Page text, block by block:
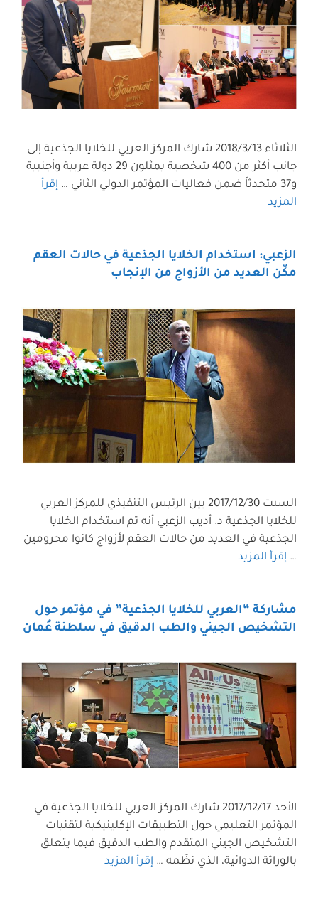
الثلاثاء 2018/3/13 شارك المركز العربي للخلايا الجذعية إلى
جانب أكثر من 400 شخصية يمثلون 29 دولة عربية وأجنبية
و37 متحدثاً ضمن فعاليات المؤتمر الدولي الثاني …
إقرأ
المزيد
الزعبي: استخدام الخلايا الجذعية في حالات العقم
مكّن العديد من الأزواج من الإنجاب
السبت 2017/12/30 بين الرئيس التنفيذي للمركز العربي
للخلايا الجذعية د. أديب الزعبي أنه تم استخدام الخلايا
الجذعية في العديد من حالات العقم لأزواج كانوا محرومين
… إقرأ المزيد
مشاركة “العربي للخلايا الجذعية” في مؤتمر حول
التشخيص الجيني والطب الدقيق في سلطنة عُمان
الأحد 2017/12/17 شارك المركز العربي للخلايا الجذعية في
المؤتمر التعليمي حول التطبيقات الإكلينيكية لتقنيات
التشخيص الجيني المتقدم والطب الدقيق فيما يتعلق
بالوراثة الدوائية، الذي نظَمه … إقرأ المزيد